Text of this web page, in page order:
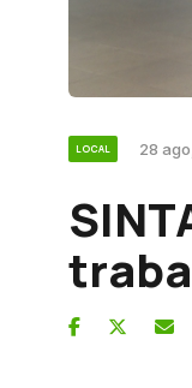
LOCAL 28